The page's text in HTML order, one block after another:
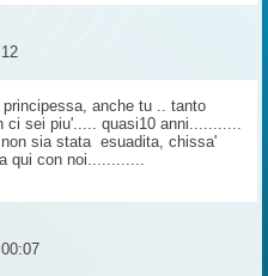
anche tu .. tanto
ci sei piu'..... quasi10 anni...........
sia stata esuadita, chissa'
qui con noi............